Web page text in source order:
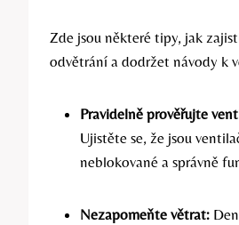
Zde jsou některé tipy, jak
odvětrání a dodržet návody k
Pravidelně prověřujte
Ujistěte se, že jsou
neblokované a správně
Nezapomeňte větrat: